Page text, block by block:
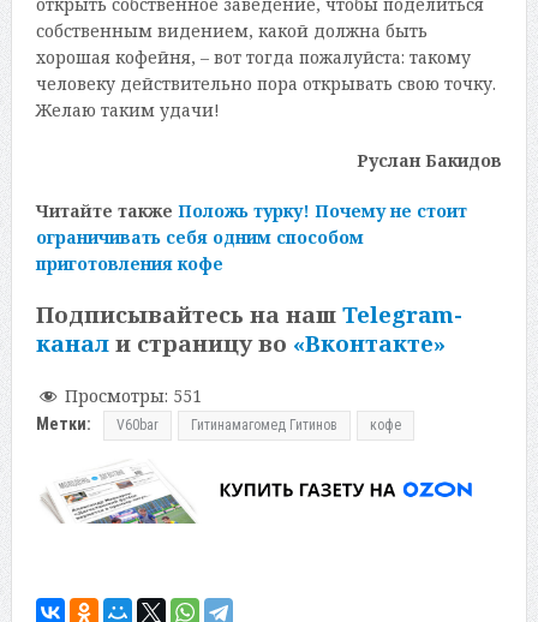
открыть собственное заведение, чтобы поделиться
собственным видением, какой должна быть
хорошая кофейня, – вот тогда пожалуйста: такому
человеку действительно пора открывать свою точку.
Желаю таким удачи!
Руслан Бакидов
Читайте также Положь турку! Почему не стоит
ограничивать себя одним способом
приготовления кофе
Подписывайтесь на наш Telegram-
канали страницу во «Вконтакте»
Просмотры: 551
Метки: V60bar Гитинамагомед Гитинов кофе